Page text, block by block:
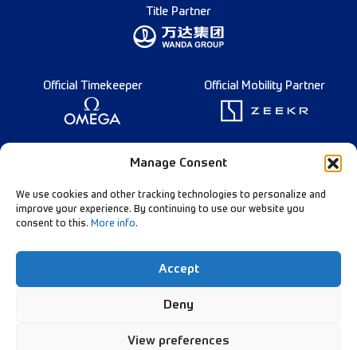
Manage Consent
We use cookies and other tracking technologies to personalize and
improve your experience. By continuing to use our website you
consent to this. More info.
Accept
Deny
View preferences
Title Partner
Official Timekeeper Official Mobility Partner
Founding Partner
Follow Our Channels:
Data Privacy